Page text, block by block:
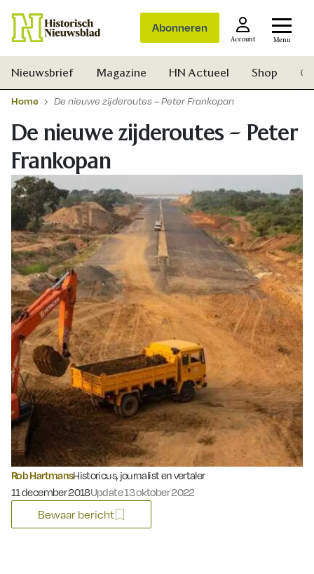
Abonneren
Account Menu
Zoek
Nieuwsbrief Magazine HN Actueel Shop
Home De nieuwe zijderoutes – Peter Frankopan
De nieuwe zijderoutes – Peter
Frankopan
Rob HartmansHistoricus, journalist en vertaler
Gepubliceerd op:
11 december 2018Update 13 oktober 2022
Bewaar bericht